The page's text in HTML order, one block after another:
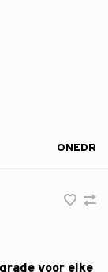
ONEDR
voor elke